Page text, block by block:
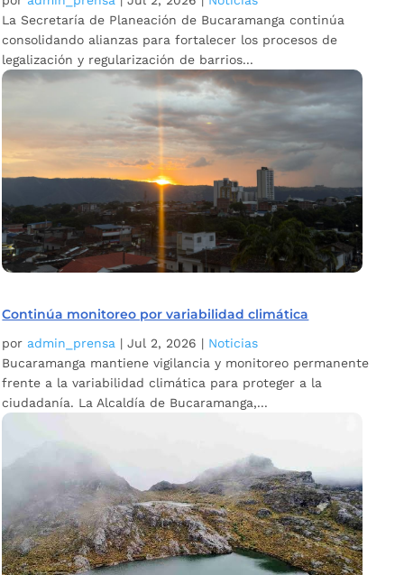
La Secretaría de Planeación de Bucaramanga continúa
consolidando alianzas para fortalecer los procesos de
legalización y regularización de barrios...
Continúa monitoreo por variabilidad climática
por admin_prensa |Jul 2, 2026 | Noticias
Bucaramanga mantiene vigilancia y monitoreo permanente
frente a la variabilidad climática para proteger a la
ciudadanía. La Alcaldía de Bucaramanga,...